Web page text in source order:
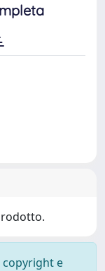
copyright e